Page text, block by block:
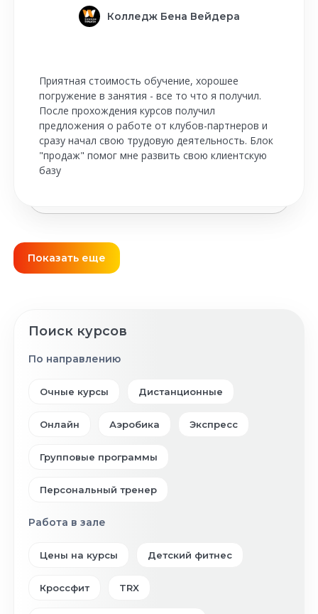
Колледж Бена Вейдера
Приятная стоимость обучение, хорошее
погружение в занятия - все то что я получил.
После прохождения курсов получил
предложения о работе от клубов-партнеров и
сразу начал свою трудовую деятельность. Блок
"продаж" помог мне развить свою клиентскую
базу
Показать еще
Поиск курсов
По направлению
Очные курсы Дистанционные
Онлайн Аэробика Экспресс
Групповые программы
Персональный тренер
Работа в зале
Цены на курсы Детский фитнес
Кроссфит TRX